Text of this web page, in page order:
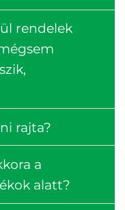
rendelek
rajta?
a
alatt?